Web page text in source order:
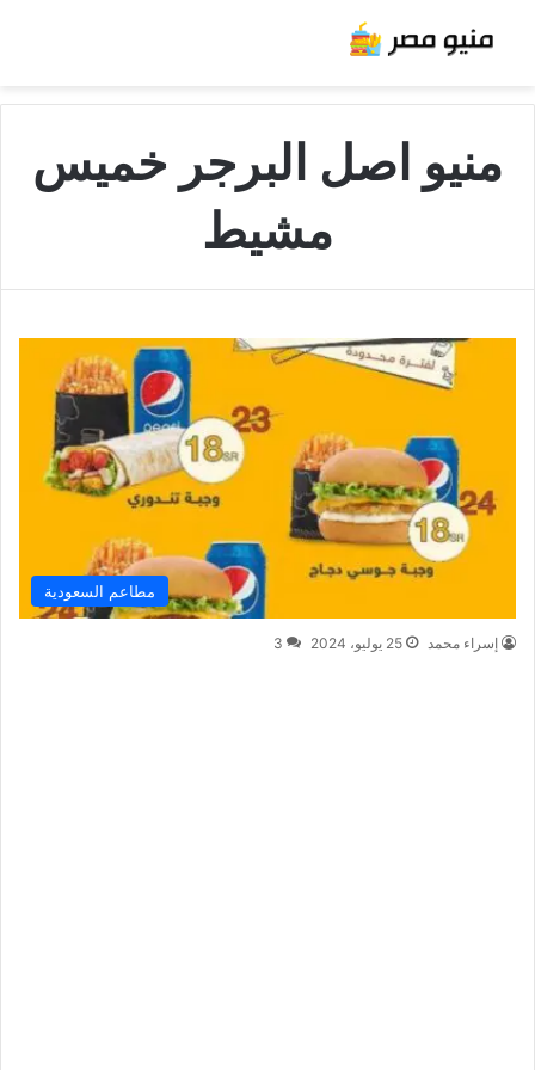
منيو اصل البرجر خميس
مشيط
مطاعم السعودية
إسراء محمد 25 يوليو، 2024 3